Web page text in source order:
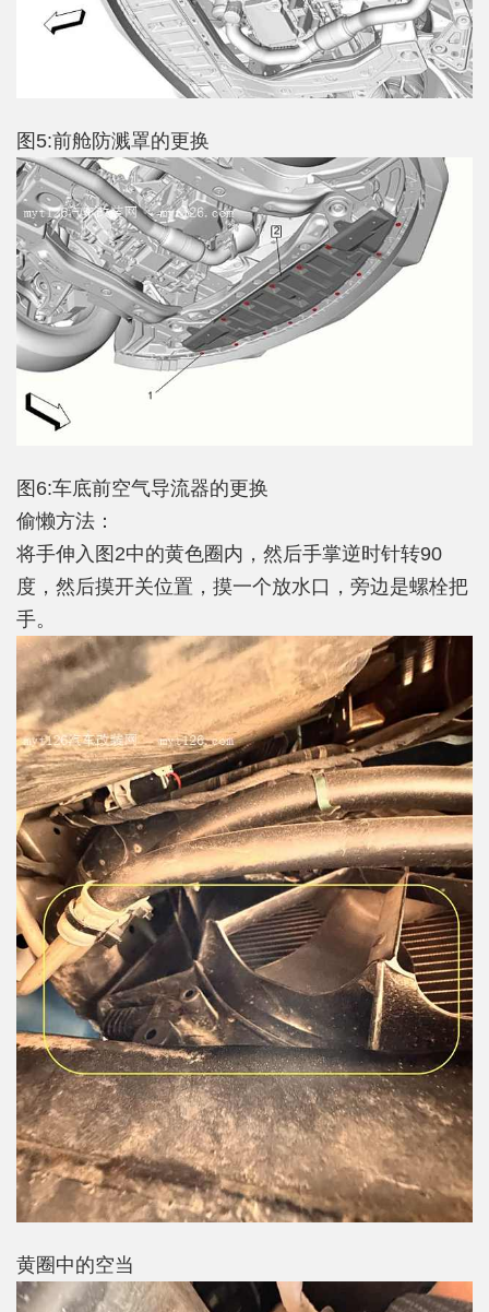
图5:前舱防溅罩的更换
图6:车底前空气导流器的更换
偷懒方法：
将手伸入图2中的黄色圈内，然后手掌逆时针转90
度，然后摸开关位置，摸一个放水口，旁边是螺栓把
手。
黄圈中的空当